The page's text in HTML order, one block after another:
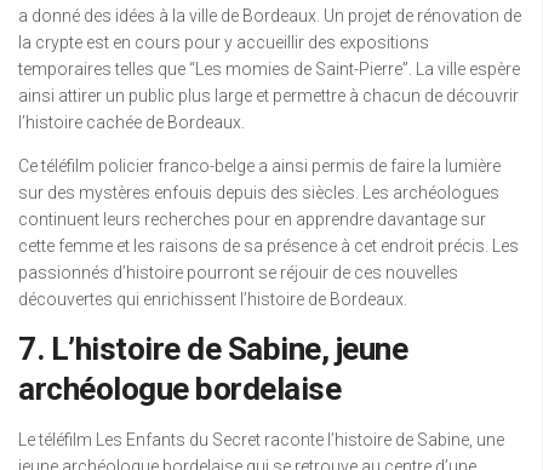
a donné des idées à la ville de Bordeaux. Un projet de rénovation de
la crypte est en cours pour y accueillir des expositions
temporaires telles que “Les momies de Saint-Pierre”. La ville espère
ainsi attirer un public plus large et permettre à chacun de découvrir
l’histoire cachée de Bordeaux.
Ce téléfilm policier franco-belge a ainsi permis de faire la lumière
sur des mystères enfouis depuis des siècles. Les archéologues
continuent leurs recherches pour en apprendre davantage sur
cette femme et les raisons de sa présence à cet endroit précis. Les
passionnés d’histoire pourront se réjouir de ces nouvelles
découvertes qui enrichissent l’histoire de Bordeaux.
7. L’histoire de Sabine, jeune
archéologue bordelaise
Le téléfilm Les Enfants du Secret raconte l’histoire de Sabine, une